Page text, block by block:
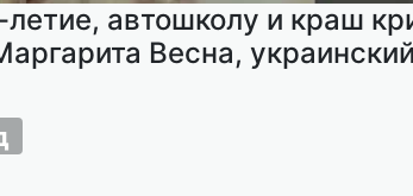
автошколу и краш
Весна,